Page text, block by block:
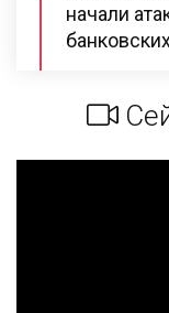
начали